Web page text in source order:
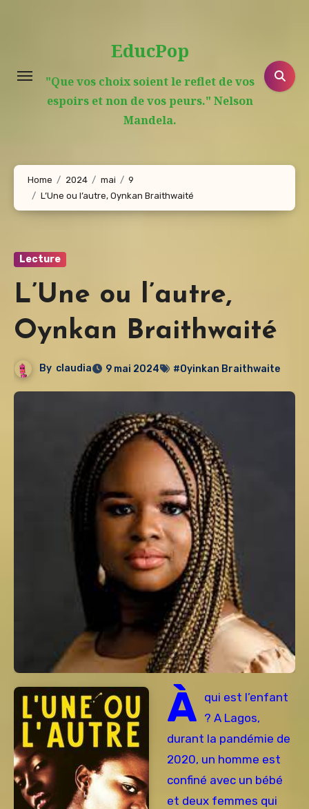
EducPop
"Que vos choix soient le reflet de vos
espoirs et non de vos peurs." Nelson
Mandela.
Home 2024 mai
9
L’Une ou l’autre, Oynkan Braithwaité
Lecture
L’Une ou l’autre,
Oynkan Braithwaité
By claudia 9 mai 2024 #Oyinkan Braithwaite
À qui est l’enfant
? A Lagos,
durant la pandémie de
2020, un homme est
confiné avec un bébé
et deux femmes qui